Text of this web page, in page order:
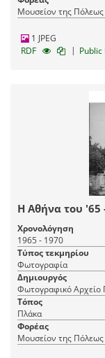
Μουσείον της
1 JPEG
RDF
| Public
Η Αθήνα του '65
Χρονολόγηση
1965 - 1970
Τύπος τεκμηρίου
Φωτογραφία
Δημιουργός
Φωτογραφικό Αρχείο
Τόπος
Πλάκα
Φορέας
Μουσείον της